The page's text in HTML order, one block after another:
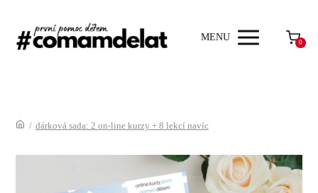
MENU 0
/ dárková sada: 2 on-line kurzy + 8 lekcí navíc